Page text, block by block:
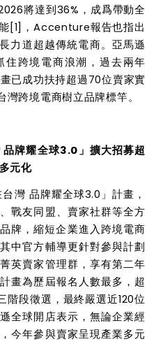
將達到36%，成爲帶動全
[1] ，Accenture報告也指出
力道超越傳統電商。亞馬遜
跨境電商浪潮，過去兩年
已成功扶持超過70位賣家實
跨境電商樹立品牌標竿。
牌耀全球3.0」擴大招募超
元化
灣 品牌耀全球3.0」計畫，
戰友同盟、賣家社群等全方
牌，縮短企業進入跨境電商
中官方輔導更針對參與計劃
英賣家管理群，享有第二年
畫為歷屆報名人數最多，超
段徵選，最終嚴選近120位
全球開店表示，無論企業經
今年參與賣家呈現產業多元